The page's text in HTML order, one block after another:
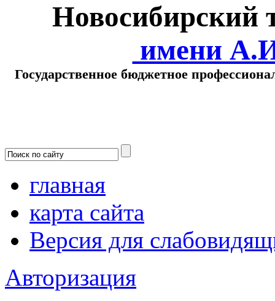
Новосибирский
имени
Государственное бюджетное
главная
карта сайта
Версия для
Авторизация